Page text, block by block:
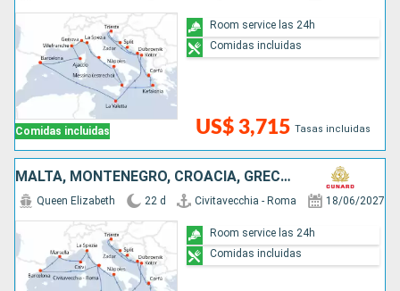
Comidas incluidas US$ 3,715 Tasas incluidas
Room service las 24h
Comidas incluidas
MALTA, MONTENEGRO, CROACIA, GRECIA, ITALIA, ESPAÑA, FRANCIA
Queen Elizabeth 22 d Civitavecchia - Roma 18/06/2027
Room service las 24h
Comidas incluidas